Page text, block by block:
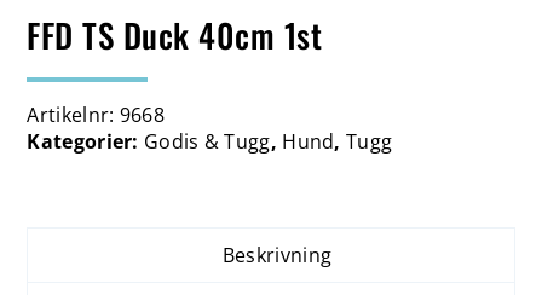
FFD TS Duck 40cm 1st
Artikelnr: 9668
Kategorier: Godis & Tugg, Hund,Tugg
Beskrivning